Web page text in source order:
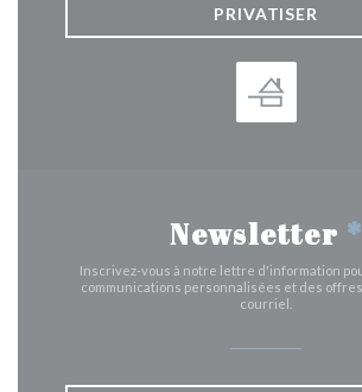
PRIVATISER
Newsletter *
Inscrivez-vous à notre lettre d'information
communications personnalisées et des
courriel.